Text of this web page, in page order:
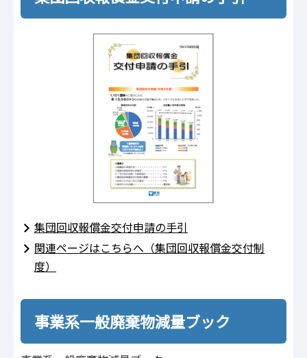
集団回収報償金交付申請の手引
関連ページはこちらへ（集団回収報償金交付制
度）
事業系一般廃棄物減量ブック